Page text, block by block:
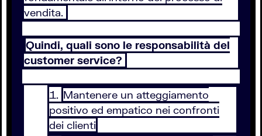
vendita.
Quindi, quali sono le responsabilità del
customer service?
Mantenere un atteggiamento
positivo ed empatico nei confronti
dei clienti